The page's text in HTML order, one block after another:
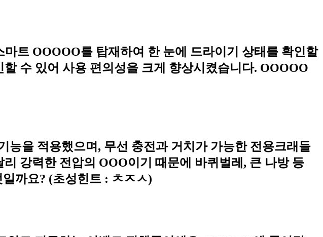
트 OOOOO를 탑재하여 한 눈에 드라이기 상태를 확인할
수 있어 사용 편의성을 크게 향상시켰습니다. OOOOO
능을 적용했으며, 무선 충전과 거치가 가능한 전용크래들
강력한 전압의 OOO이기 때문에 바퀴벌레, 큰 나방 등
까요? (초성힌트 : ㅊㅈㅅ)